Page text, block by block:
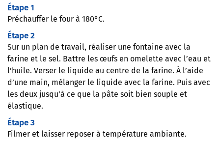
Étape 1
Préchauffer le four à 180°C.
Étape 2
Sur un plan de travail, réaliser une fontaine avec la
farine et le sel. Battre les œufs en omelette avec l’eau et
l’huile. Verser le liquide au centre de la farine. À l’aide
d’une main, mélanger le liquide avec la farine. Puis avec
les deux jusqu’à ce que la pâte soit bien souple et
élastique.
Étape 3
Filmer et laisser reposer à température ambiante.